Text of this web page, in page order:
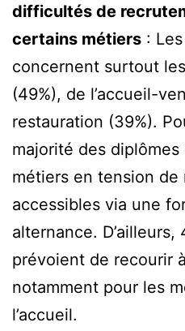
difficultés de
certains métiers :
concernent surtout
(49%), de l’accueil-
restauration (39%).
majorité des
métiers en tension
accessibles via une
alternance.
prévoient de recourir
notamment pour les
l’accueil.